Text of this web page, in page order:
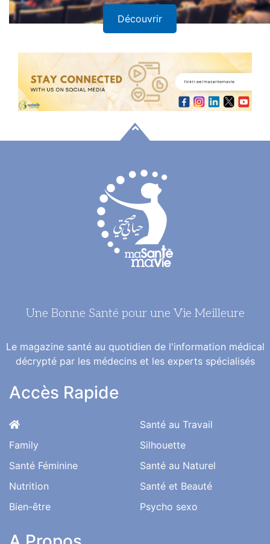
Découvrir
Une Bonne Santé pour une Vie Meilleure
Le magazine santé au quotidien de l'information médical
décrypté par les médecins et les experts spécialisés
Accès Rapide
Family
Santé Féminine
Nutrition
Bien-être
Santé au Travail
Silhouette
Santé au Naturel
Santé et Beauté
Psycho sexo